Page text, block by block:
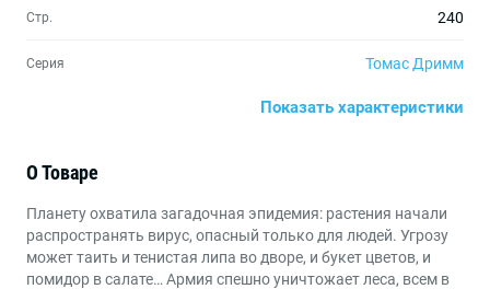
Стр. 240
Серия Томас Дримм
165х235
Возраст
16 до 17 лет ,Книги для подростков young adult
Приключения Фэнтези и фантастика
Показать характеристики
О Товаре
Планету охватила загадочная эпидемия: растения начали
распространять вирус, опасный только для людей. Угрозу
может таить и тенистая липа во дворе, и букет цветов, и
помидор в салате… Армия спешно уничтожает леса, всем в